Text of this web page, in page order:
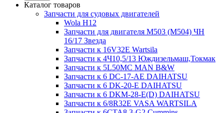
Каталог товаров
Запчасти для судовых двигателей
Wola H12
Запчасти для двигателя M503 (M504) ЧН
16/17 Звезда
Запчасти к 16V32E Wartsila
Запчасти к 4Ч10,5/13 Юждизельмаш,Токмак
Запчасти к 5L50MC MAN B&W
Запчасти к 6 DC-17-AE DAIHATSU
Запчасти к 6 DK-20-E DAIHATSU
Запчасти к 6 DKM-28-E(D) DAIHATSU
Запчасти к 6/8R32E VASA WARTSILA